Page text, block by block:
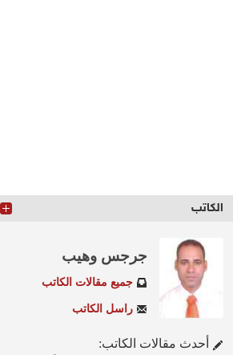
الكاتب
جرجس وهيب
جميع مقالات الكاتب
راسل الكاتب
أحدث مقالات الكاتب: